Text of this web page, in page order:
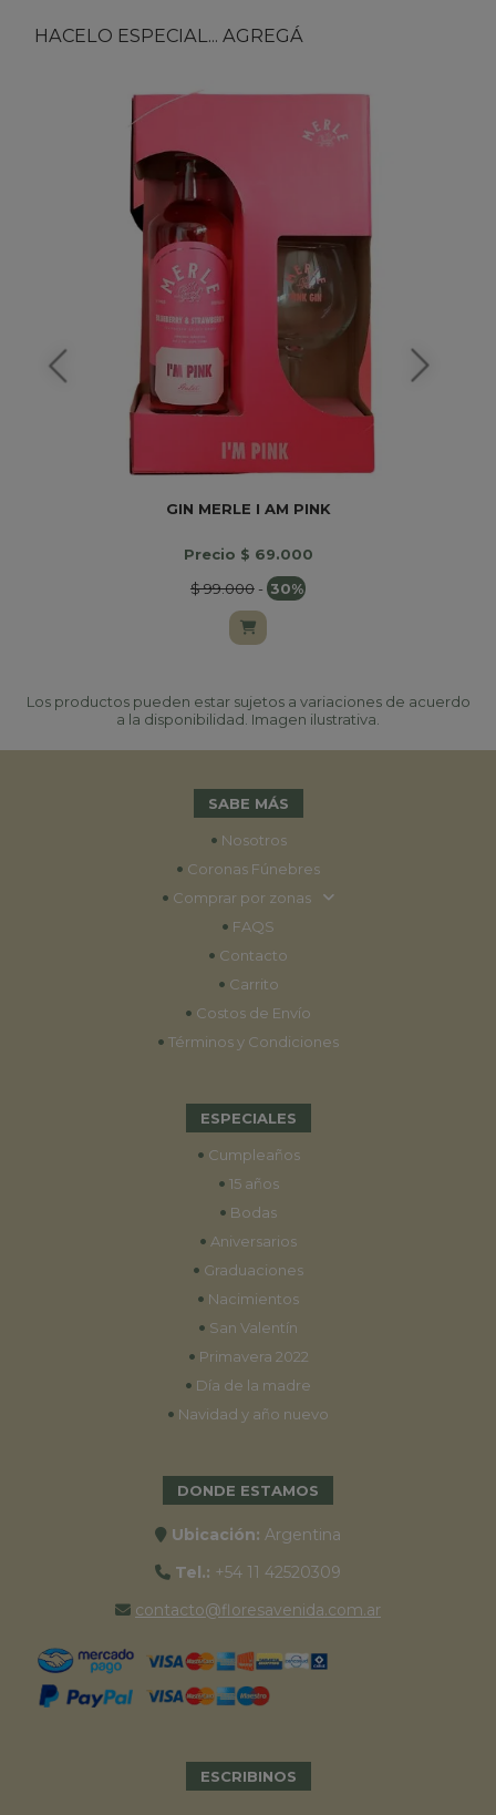
HACELO ESPECIAL... AGREGÁ
GIN MERLE I AM PINK
Precio $ 69.000
$ 99.000- 30%
Los productos pueden estar sujetos a variaciones de acuerdo
a la disponibilidad. Imagen ilustrativa.
SABE MÁS
• Nosotros
• Coronas Fúnebres
• Comprar por zonas
• FAQS
• Contacto
• Carrito
• Costos de Envío
• Términos y Condiciones
ESPECIALES
• Cumpleaños
• 15 años
• Bodas
• Aniversarios
• Graduaciones
• Nacimientos
• San Valentín
• Primavera 2022
• Día de la madre
• Navidad y año nuevo
DONDE ESTAMOS
Ubicación: Argentina
Tel.: +54 11 42520309
contacto@floresavenida.com.ar
ESCRIBINOS